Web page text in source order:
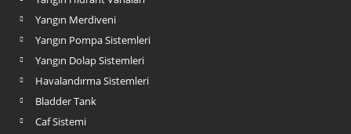
Yangın Merdiveni
Yangın Pompa Sistemleri
Yangın Dolap Sistemleri
Havalandırma Sistemleri
Bladder Tank
Caf Sistemi